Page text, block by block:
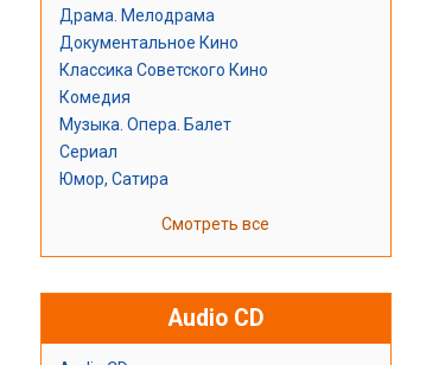
Драма. Мелодрама
Документальное Кино
Классика Советского Кино
Комедия
Музыка. Опера. Балет
Сериал
Юмор, Сатира
Смотреть все
Audio CD